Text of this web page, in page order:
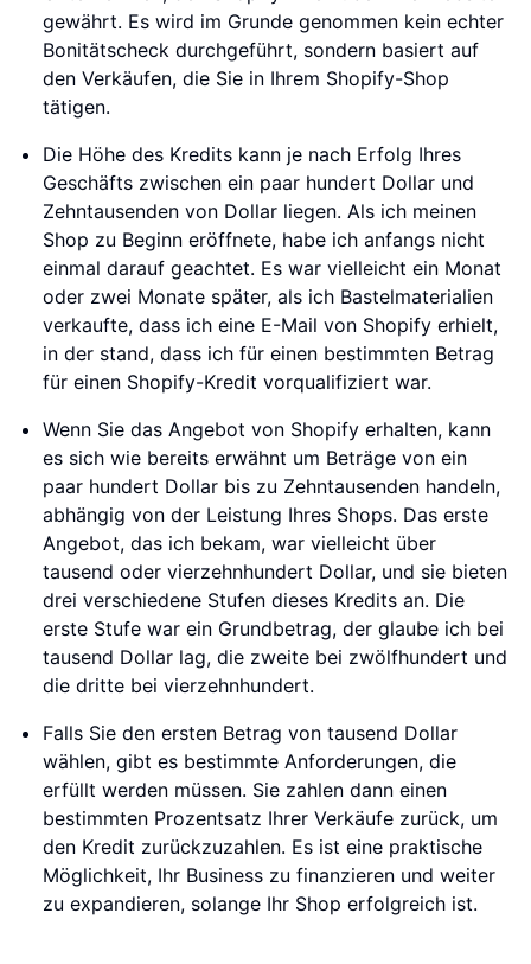
gewährt. Es wird im Grunde genommen kein echter
Bonitätscheck durchgeführt, sondern basiert auf
den Verkäufen, die Sie in Ihrem Shopify-Shop
tätigen.
Die Höhe des Kredits kann je nach Erfolg Ihres
Geschäfts zwischen ein paar hundert Dollar und
Zehntausenden von Dollar liegen. Als ich meinen
Shop zu Beginn eröffnete, habe ich anfangs nicht
einmal darauf geachtet. Es war vielleicht ein Monat
oder zwei Monate später, als ich Bastelmaterialien
verkaufte, dass ich eine E-Mail von Shopify erhielt,
in der stand, dass ich für einen bestimmten Betrag
für einen Shopify-Kredit vorqualifiziert war.
Wenn Sie das Angebot von Shopify erhalten, kann
es sich wie bereits erwähnt um Beträge von ein
paar hundert Dollar bis zu Zehntausenden handeln,
abhängig von der Leistung Ihres Shops. Das erste
Angebot, das ich bekam, war vielleicht über
tausend oder vierzehnhundert Dollar, und sie bieten
drei verschiedene Stufen dieses Kredits an. Die
erste Stufe war ein Grundbetrag, der glaube ich bei
tausend Dollar lag, die zweite bei zwölfhundert und
die dritte bei vierzehnhundert.
Falls Sie den ersten Betrag von tausend Dollar
wählen, gibt es bestimmte Anforderungen, die
erfüllt werden müssen. Sie zahlen dann einen
bestimmten Prozentsatz Ihrer Verkäufe zurück, um
den Kredit zurückzuzahlen. Es ist eine praktische
Möglichkeit, Ihr Business zu finanzieren und weiter
zu expandieren, solange Ihr Shop erfolgreich ist.